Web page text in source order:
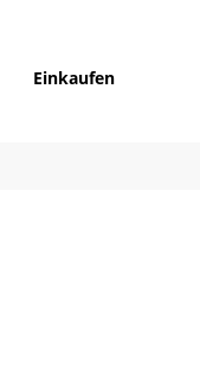
Einkaufen